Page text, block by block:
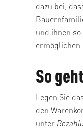
dazu bei,
und ihnen
ermöglichen
So
Legen Sie
den
unter